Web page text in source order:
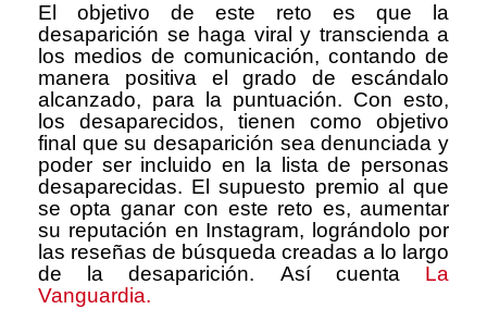
El objetivo de este reto es que la
desaparición se haga viral y transcienda a
los medios de comunicación, contando de
manera positiva el grado de escándalo
alcanzado, para la puntuación. Con esto,
los desaparecidos, tienen como objetivo
final que su desaparición sea denunciada y
poder ser incluido en la lista de personas
desaparecidas. El supuesto premio al que
se opta ganar con este reto es, aumentar
su reputación en Instagram, lográndolo por
las reseñas de búsqueda creadas a lo largo
de la desaparición. Así cuenta La
Vanguardia.